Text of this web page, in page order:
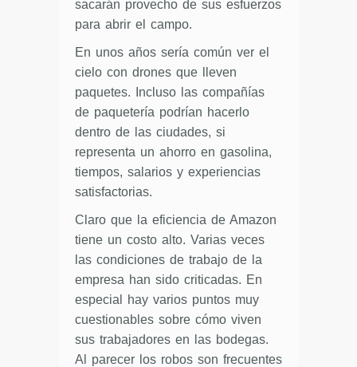
sacarán provecho de sus esfuerzos
para abrir el campo.
En unos años sería común ver el
cielo con drones que lleven
paquetes. Incluso las compañías
de paquetería podrían hacerlo
dentro de las ciudades, si
representa un ahorro en gasolina,
tiempos, salarios y experiencias
satisfactorias.
Claro que la eficiencia de Amazon
tiene un costo alto. Varias veces
las condiciones de trabajo de la
empresa han sido criticadas. En
especial hay varios puntos muy
cuestionables sobre cómo viven
sus trabajadores en las bodegas.
Al parecer los robos son frecuentes